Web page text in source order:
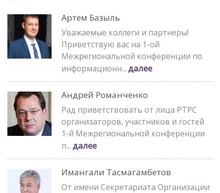
Артем Базыль
Уважаемые коллеги и партнеры!
Приветствую вас на 1-ой
Межрегиональной конференции по
информационн... далее
Андрей Романченко
Рад приветствовать от лица РТРС
организаторов, участников и гостей
1-й Межрегиональной конференции
п... далее
Имангали Тасмагамбетов
От имени Секретариата Организации